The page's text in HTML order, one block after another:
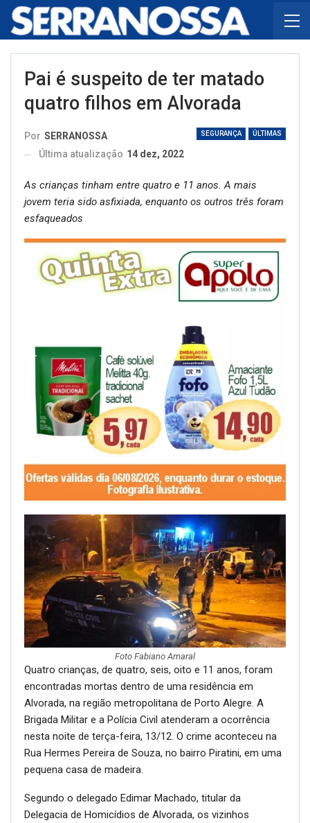
Pai é suspeito de ter matado
quatro filhos em Alvorada
SEGURANÇA ÚLTIMAS
Por SERRANOSSA
Última atualização 14 dez, 2022
As crianças tinham entre quatro e 11 anos. A mais
jovem teria sido asfixiada, enquanto os outros três foram
esfaqueados
Foto Fabiano Amaral
Quatro crianças, de quatro, seis, oito e 11 anos, foram
encontradas mortas dentro de uma residência em
Alvorada, na região metropolitana de Porto Alegre. A
Brigada Militar e a Polícia Civil atenderam a ocorrência
nesta noite de terça-feira, 13/12. O crime aconteceu na
Rua Hermes Pereira de Souza, no bairro Piratini, em uma
pequena casa de madeira.
Segundo o delegado Edimar Machado, titular da
Delegacia de Homicídios de Alvorada, os vizinhos